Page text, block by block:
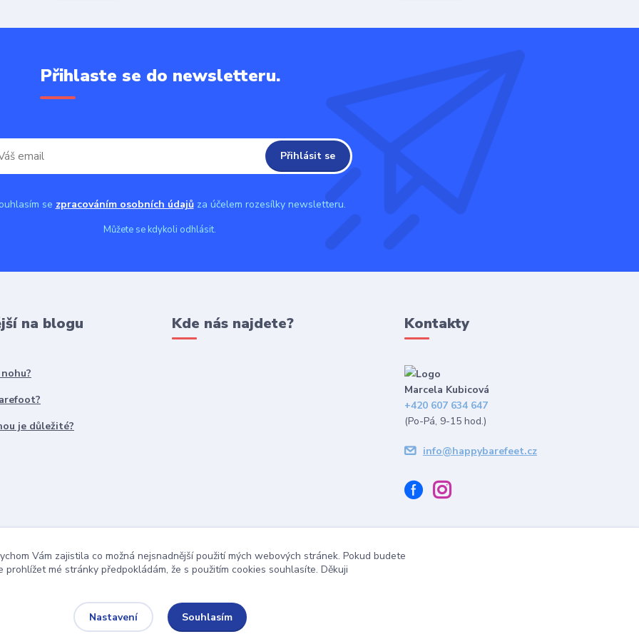
Přihlaste se do newsletteru.
Přihlásit se
se zpracováním osobních údajůza účelem rozesílky newsletteru.
Můžete se kdykoli odhlásit.
na blogu
je důležité?
Kde nás najdete? Kontakty
Marcela Kubicová
+420 607 634 647
(Po-Pá, 9-15 hod.)
info@happybarefeet.cz
Vám zajistila co možná nejsnadnější použití mých webových stránek. Pokud budete
prohlížet mé stránky předpokládám, že s použitím cookies souhlasíte. Děkuji
Nastavení Souhlasím